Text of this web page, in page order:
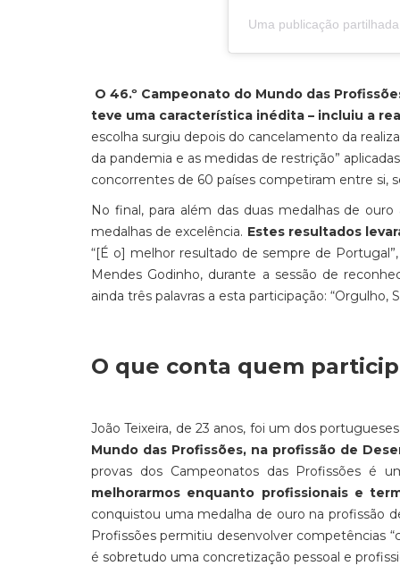
Uma publicação
O 46.º Campeonato do Mundo das
teve uma característica inédita – incluiu a
escolha surgiu depois do cancelamento da
da pandemia e as medidas de restrição”
concorrentes de 60 países competiram entre si,
No final, para além das duas medalhas de
medalhas de excelência. Estes resultados
“[É o] melhor resultado de sempre de
Mendes Godinho, durante a sessão de
ainda três palavras a esta participação: “Orgulho,
O que conta quem
João Teixeira, de 23 anos, foi um dos
Mundo das Profissões, na profissão de
provas dos Campeonatos das Profissões é
melhorarmos enquanto profissionais e
conquistou uma medalha de ouro na profissão
Profissões permitiu desenvolver competências
é sobretudo uma concretização pessoal e